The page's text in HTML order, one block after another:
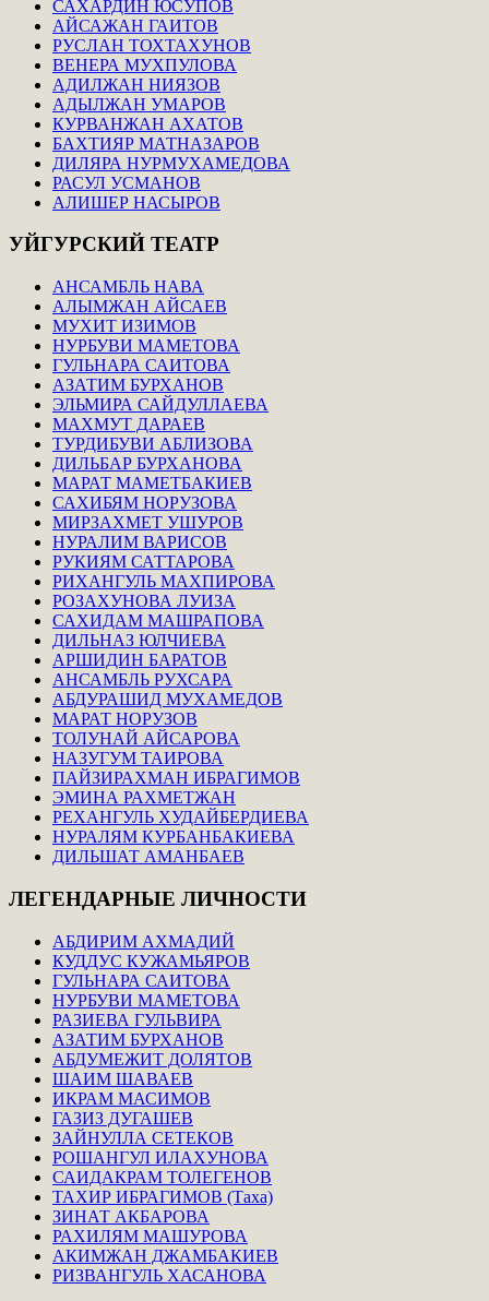
САХАРДИН ЮСУПОВ
АЙСАЖАН ГАИТОВ
РУСЛАН ТОХТАХУНОВ
ВЕНЕРА МУХПУЛОВА
АДИЛЖАН НИЯЗОВ
АДЫЛЖАН УМАРОВ
КУРВАНЖАН АХАТОВ
БАХТИЯР МАТНАЗАРОВ
ДИЛЯРА НУРМУХАМЕДОВА
РАСУЛ УСМАНОВ
АЛИШЕР НАСЫРОВ
УЙГУРСКИЙ ТЕАТР
АНСАМБЛЬ НАВА
АЛЫМЖАН АЙСАЕВ
МУХИТ ИЗИМОВ
НУРБУВИ МАМЕТОВА
ГУЛЬНАРА САИТОВА
АЗАТИМ БУРХАНОВ
ЭЛЬМИРА САЙДУЛЛАЕВА
МАХМУТ ДАРАЕВ
ТУРДИБУВИ АБЛИЗОВА
ДИЛЬБАР БУРХАНОВА
МАРАТ МАМЕТБАКИЕВ
САХИБЯМ НОРУЗОВА
МИРЗАХМЕТ УШУРОВ
НУРАЛИМ ВАРИСОВ
РУКИЯМ САТТАРОВА
РИХАНГУЛЬ МАХПИРОВА
РОЗАХУНОВА ЛУИЗА
САХИДАМ МАШРАПОВА
ДИЛЬНАЗ ЮЛЧИЕВА
АРШИДИН БАРАТОВ
АНСАМБЛЬ РУХСАРА
АБДУРАШИД МУХАМЕДОВ
МАРАТ НОРУЗОВ
ТОЛУНАЙ АЙСАРОВА
НАЗУГУМ ТАИРОВА
ПАЙЗИРАХМАН ИБРАГИМОВ
ЭМИНА РАХМЕТЖАН
РЕХАНГУЛЬ ХУДАЙБЕРДИЕВА
НУРАЛЯМ КУРБАНБАКИЕВА
ДИЛЬШАТ АМАНБАЕВ
ЛЕГЕНДАРНЫЕ ЛИЧНОСТИ
АБДИРИМ АХМАДИЙ
КУДДУС КУЖАМЬЯРОВ
ГУЛЬНАРА САИТОВА
НУРБУВИ МАМЕТОВА
РАЗИЕВА ГУЛЬВИРА
АЗАТИМ БУРХАНОВ
АБДУМЕЖИТ ДОЛЯТОВ
ШАИМ ШАВАЕВ
ИКРАМ МАСИМОВ
ГАЗИЗ ДУГАШЕВ
ЗАЙНУЛЛА СЕТЕКОВ
РОШАНГУЛ ИЛАХУНОВА
САИДАКРАМ ТОЛЕГЕНОВ
ТАХИР ИБРАГИМОВ (Таха)
ЗИНАТ АКБАРОВА
РАХИЛЯМ МАШУРОВА
АКИМЖАН ДЖАМБАКИЕВ
РИЗВАНГУЛЬ ХАСАНОВА